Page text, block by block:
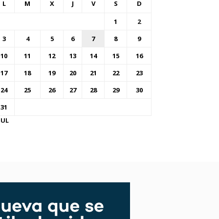
L M X J V S D
1
2
3
4 5 6 7 8
9
10
11 12 13 14 15
16
17
18 19 20 21 22
23
24
25 26 27 28 29
30
31